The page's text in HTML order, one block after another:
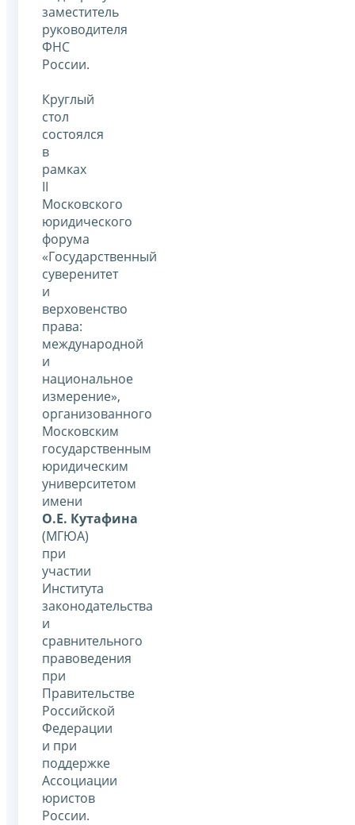
заместитель
руководителя
ФНС
России.
Круглый
стол
состоялся
в
рамках
II
Московского
юридического
форума
«Государственный
суверенитет
и
верховенство
права:
международной
и
национальное
измерение»,
организованного
Московским
государственным
юридическим
университетом
имени
О.Е. Кутафина
(МГЮА)
при
участии
Института
законодательства
и
сравнительного
правоведения
при
Правительстве
Российской
Федерации
и при
поддержке
Ассоциации
юристов
России.